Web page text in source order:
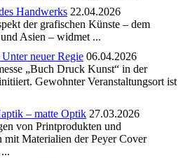
Handwerks 22.04.2026
der grafischen Künste – dem
Asien – widmet ...
neuer Regie 06.04.2026
„Buch Druck Kunst“ in der
Gewohnter Veranstaltungsort ist
– matte Optik 27.03.2026
von Printprodukten und
mit Materialien der Peyer Cover